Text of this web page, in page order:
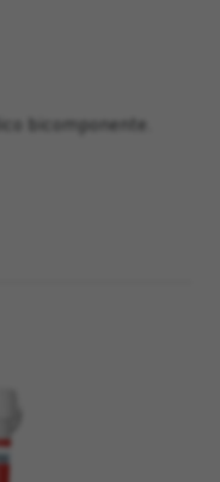
bicomponente.